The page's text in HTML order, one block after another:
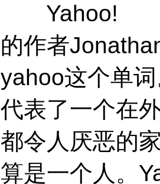
Yahoo! 《
的作者
yahoo这个单
代表了一个在
都令人厌恶的
算是一个人。